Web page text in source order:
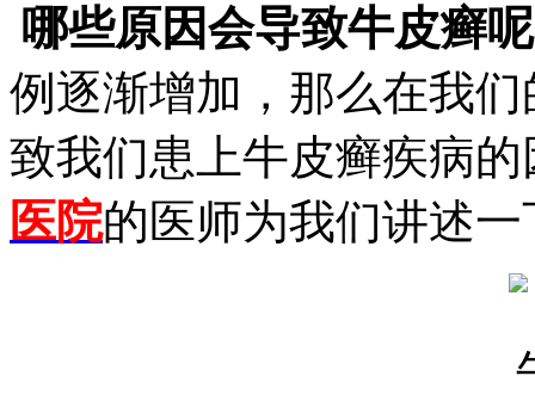
哪些原因会导致牛皮癣
例逐渐增加，那么在我
致我们患上牛皮癣疾病
医院的医师为我们讲述一